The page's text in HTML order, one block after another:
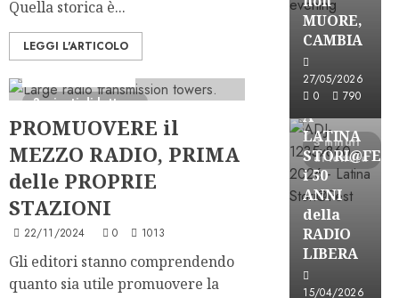
Quella storica è...
LEGGI L'ARTICOLO
3 minuti di lettura
PROMUOVERE il
MEZZO RADIO, PRIMA
delle PROPRIE
STAZIONI
22/11/2024 0 1013
Gli editori stanno comprendendo
quanto sia utile promuovere la
MUORE,
CAMBIA
27/05/2026
0
790
3 minuti
di lettura
Astorri News
FREE
A
LATINA
i 50
ANNI
della
RADIO
LIBERA
15/04/2026